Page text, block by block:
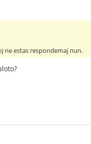
ne estas respondemaj nun.